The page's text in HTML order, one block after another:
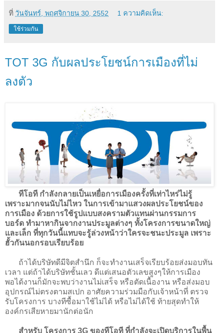
ที่ วันจันทร์, พฤศจิกายน 30, 2552 1 ความคิดเห็น:
ใช้ร่วมกัน
TOT 3G กับผลประโยชน์การเมืองที่ไม่
ลงตัว
ทีโอที กำลังกลายเป็นเหยื่อการเมืองครั้งที่เท่าไหร่ไม่รู้
เพราะมากจนนับไม่ไหว ในการเข้ามาแสวงผลประโยชน์ของ
การเมือง ด้วยการใช้รูปแบบสงครามตัวแทนผ่านกรรมการ
บอร์ด ทำมาหากินจากงานประมูลต่างๆ ทั้งโครงการขนาดใหญ่
และเล็ก ที่ทุกวันนี้แทบจะรู้ล่วงหน้าว่าใครจะชนะประมูล เพราะ
ฮั้วกันนอกรอบเรียบร้อย
ถ้าได้บริษัทดีมีจิตสำนึก ก็จะทำงานเสร็จเรียบร้อยส่งมอบทัน
เวลา แต่ถ้าได้บริษัทชั้นเลว ดีแต่เสนอตัวเลขสูงๆให้การเมือง
พอได้งานก็มักจะพบว่างานไม่เสร็จ หรือตัดเนื้องาน หรือส่งมอบ
อุปกรณ์ไม่ตรงตามสเปก อาศัยความร่วมมือกับเจ้าหน้าที่ ตรวจ
รับโครงการ บางทีซื้อมาใช้ไม่ได้ หรือไม่ได้ใช้ ท้ายสุดทำให้
องค์กรเสียหายมานักต่อนัก
สำหรับ โครงการ 3G ของทีโอที ที่กำลังจะเปิดบริการในพื้น